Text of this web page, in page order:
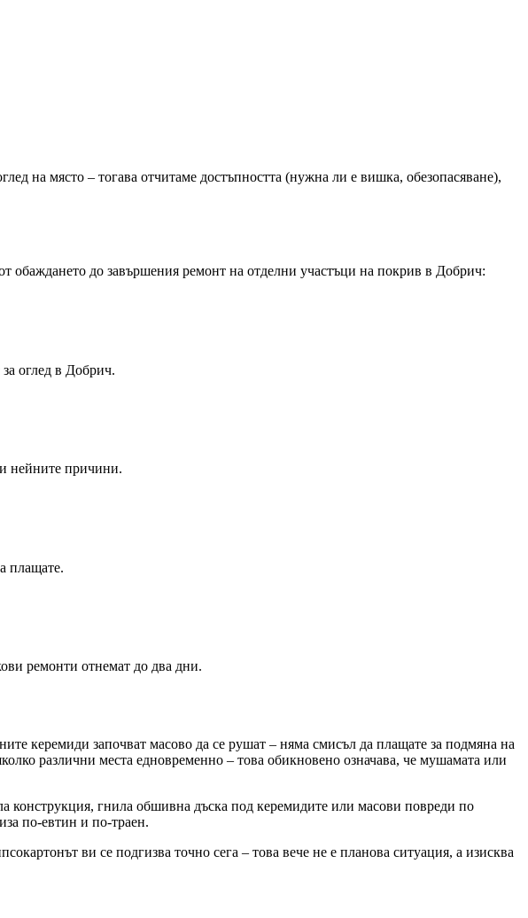
на място – тогава отчитаме достъпността (нужна ли е вишка, обезопасяване),
обаждането до завършения ремонт на отделни участъци на покрив в Добрич:
оглед в Добрич.
нейните причини.
плащате.
ремонти отнемат до два дни.
керемиди започват масово да се рушат – няма смисъл да плащате за подмяна на
различни места едновременно – това обикновено означава, че мушамата или
гнила обшивна дъска под керемидите или масови повреди по
по-евтин и по-траен.
ви се подгизва точно сега – това вече не е плановa ситуация, а изисква